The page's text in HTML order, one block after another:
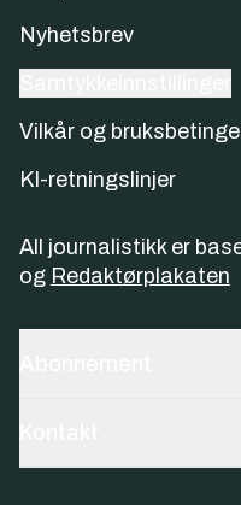
Nyhetsbrev
Vilkår og
KI-retningslinjer
All journalistikk er
og Redaktørplakaten